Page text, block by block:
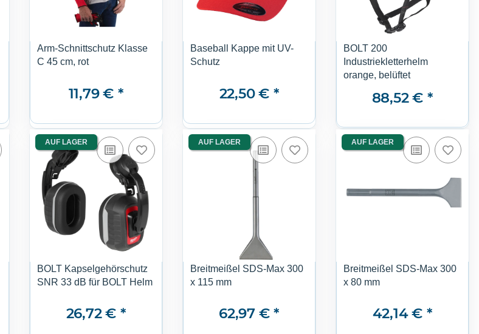
Arm-Schnittschutz Klasse
C 45 cm, rot
11,79 € *
Baseball Kappe mit UV-
Schutz
22,50 € *
BOLT 200
Industriekletterhelm
orange, belüftet
88,52 € *
AUF LAGER
BOLT Kapselgehörschutz
SNR 33 dB für BOLT Helm
26,72 € *
AUF LAGER
Breitmeißel SDS-Max 300
x 115 mm
62,97 €*
AUF LAGER
Breitmeißel SDS-Max 300
x 80 mm
42,14 € *